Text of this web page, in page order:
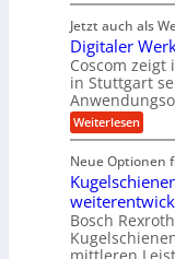
i
e
b
e
f
ü
r
r
a
u
e
U
a
g
s
e
i
n
g
a
n
g
I
w
i
c
h
t
i
g
e
a
l
s
M
a
s
c
e
t
r
i
e
b
e
f
r
p
r
ä
z
i
ä
z
i
s
i
o
n
f
r
A
u
t
o
m
Jetzt auch als
Digitaler
Coscom zeigt
in Stuttgart
Weiterlesen:
D
g
i
t
a
l
e
Neue Optionen
Bosch